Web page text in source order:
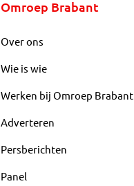
Omroep Brabant
Over ons
Wie is wie
Werken bij Omroep Brabant
Adverteren
Persberichten
Panel